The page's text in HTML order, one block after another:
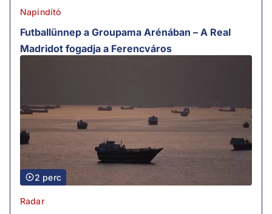
Napindító
Futballünnep a Groupama Arénában – A Real
Madridot fogadja a Ferencváros
2 perc
Radar